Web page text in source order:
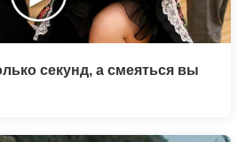
секунд, а смеяться вы